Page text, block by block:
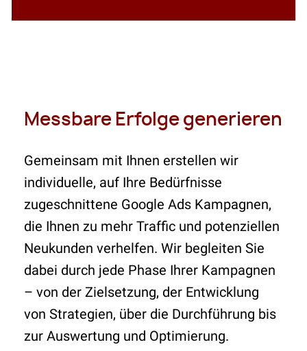
Messbare Erfolge generieren
Gemeinsam mit Ihnen erstellen wir
individuelle, auf Ihre Bedürfnisse
zugeschnittene Google Ads Kampagnen,
die Ihnen zu mehr Traffic und potenziellen
Neukunden verhelfen. Wir begleiten Sie
dabei durch jede Phase Ihrer Kampagnen
– von der Zielsetzung, der Entwicklung
von Strategien, über die Durchführung bis
zur Auswertung und Optimierung.